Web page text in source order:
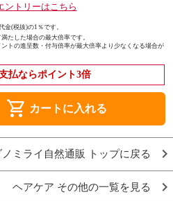
ントリーはこちら
(税抜)の1％です。
たした場合の最大倍率です。
トの進呈数・付与倍率が最大倍率より少なくなる場合が
払ならポイント3倍
shopping_cart カートに入れる
ノミライ自然通販 トップに戻る
ヘアケア その他の一覧を見る